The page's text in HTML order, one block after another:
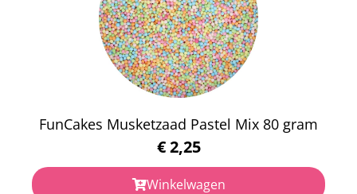
FunCakes Musketzaad Pastel Mix 80 gram
€2,25
Winkelwagen